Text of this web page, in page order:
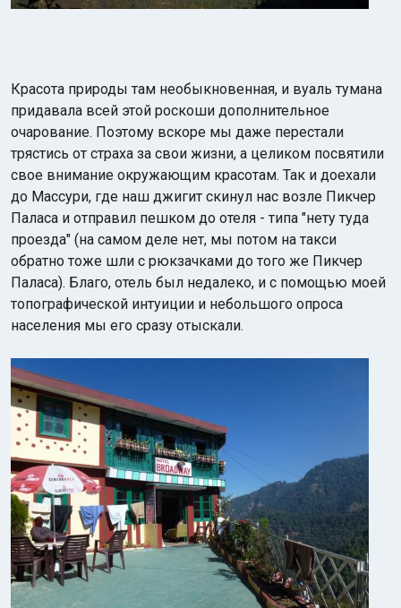
Красота природы там необыкновенная, и вуаль тумана
придавала всей этой роскоши дополнительное
очарование. Поэтому вскоре мы даже перестали
трястись от страха за свои жизни, а целиком посвятили
свое внимание окружающим красотам. Так и доехали
до Массури, где наш джигит скинул нас возле Пикчер
Паласа и отправил пешком до отеля - типа "нету туда
проезда" (на самом деле нет, мы потом на такси
обратно тоже шли с рюкзачками до того же Пикчер
Паласа). Благо, отель был недалеко, и с помощью моей
топографической интуиции и небольшого опроса
населения мы его сразу отыскали.